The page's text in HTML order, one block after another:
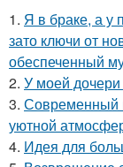
1. Я в браке, а у
зато ключи от
обеспеченный
2. У моей
3. Современный
уютной
4. Идея для